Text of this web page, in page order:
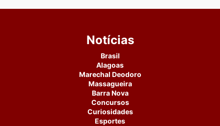
Notícias
Brasil
Alagoas
Marechal Deodoro
Massagueira
Barra Nova
Concursos
Curiosidades
Esportes